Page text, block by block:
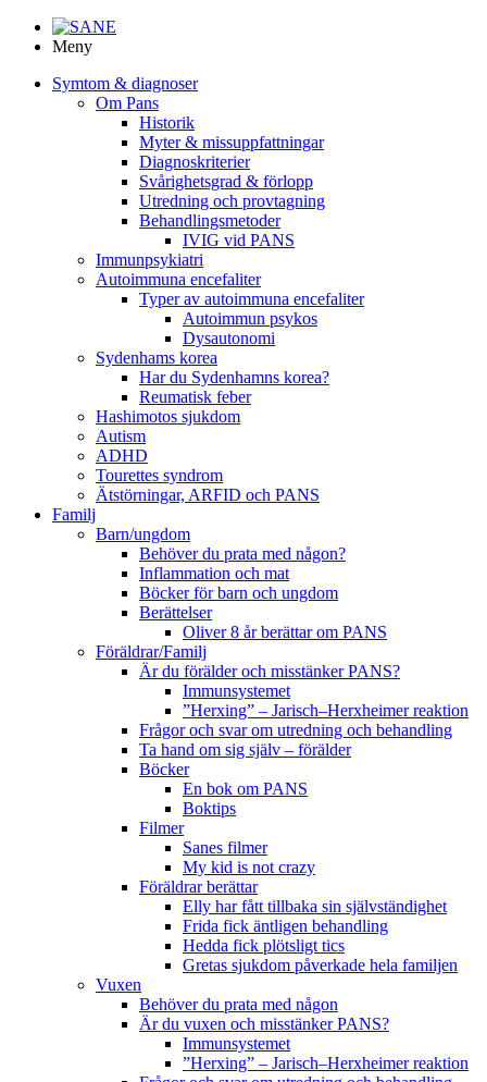
Meny
Symtom & diagnoser
Om Pans
Historik
Myter & missuppfattningar
Diagnoskriterier
Svårighetsgrad & förlopp
Utredning och provtagning
Behandlings­metoder
IVIG vid PANS
Immunpsykiatri
Autoimmuna encefaliter
Typer av autoimmuna encefaliter
Autoimmun psykos
Dysautonomi
Sydenhams korea
Har du Sydenhamns korea?
Reumatisk feber
Hashimotos sjukdom
Autism
ADHD
Tourettes syndrom
Ätstörningar, ARFID och PANS
Familj
Barn/ungdom
Behöver du prata med någon?
Inflammation och mat
Böcker för barn och ungdom
Berättelser
Oliver 8 år berättar om PANS
Föräldrar/Familj
Är du förälder och misstänker PANS?
Immunsystemet
”Herxing” – Jarisch–Herxheimer reaktion
Frågor och svar om utredning och behandling
Ta hand om sig själv – förälder
Böcker
En bok om PANS
Boktips
Filmer
Sanes filmer
My kid is not crazy
Föräldrar berättar
Elly har fått tillbaka sin självständighet
Frida fick äntligen behandling
Hedda fick plötsligt tics
Gretas sjukdom påverkade hela familjen
Vuxen
Behöver du prata med någon
Är du vuxen och misstänker PANS?
Immunsystemet
”Herxing” – Jarisch–Herxheimer reaktion